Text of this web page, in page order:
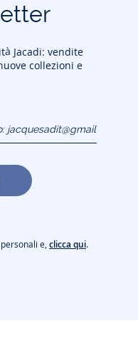
Jacadi: vendite
collezioni e
e,clicca qui.